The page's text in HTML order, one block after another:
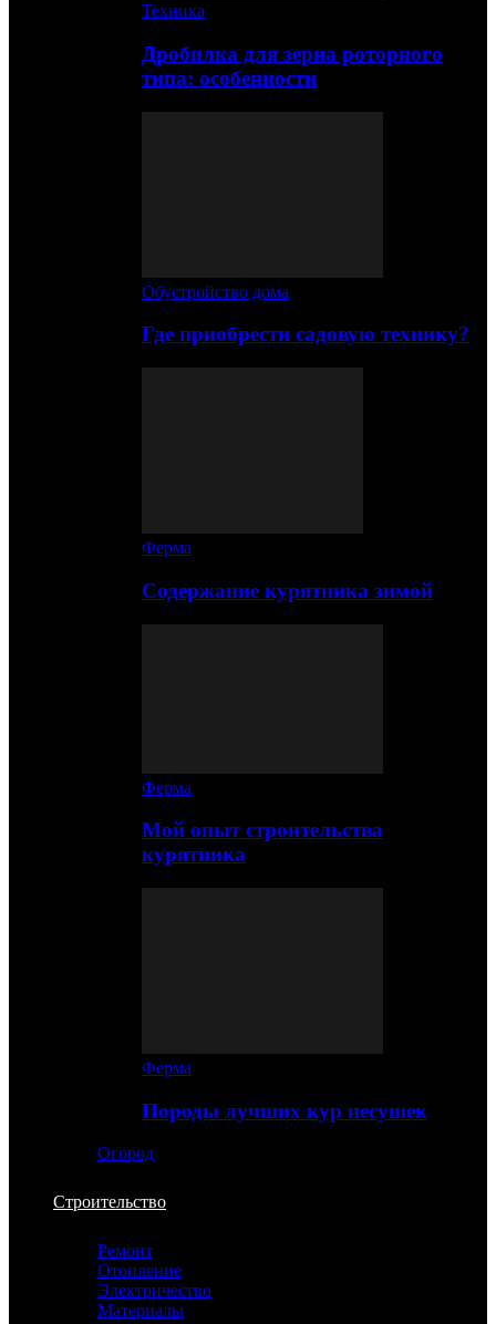
Техника
Дробилка для зерна роторного
типа: особенности
Обустройство дома
Где приобрести садовую технику?
Ферма
Содержание курятника зимой
Ферма
Мой опыт строительства
курятника
Ферма
Породы лучших кур несушек
Огород
Строительство
Ремонт
Отопление
Электричество
Материалы